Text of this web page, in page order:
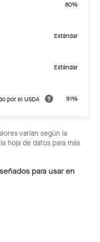
80%
Estándar
Estándar
por el USDA 91%
varían según la
hoja de datos para más
para usar en